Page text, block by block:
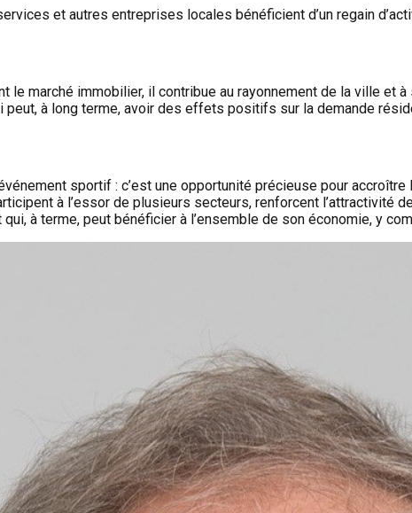
et autres entreprises locales bénéficient d’un regain
le marché immobilier, il contribue au rayonnement de la ville et
à long terme, avoir des effets positifs sur la demande
sportif : c’est une opportunité précieuse pour
à l’essor de plusieurs secteurs, renforcent l’attractivité
à terme, peut bénéficier à l’ensemble de son économie, y